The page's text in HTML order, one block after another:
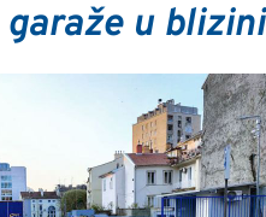
u blizini